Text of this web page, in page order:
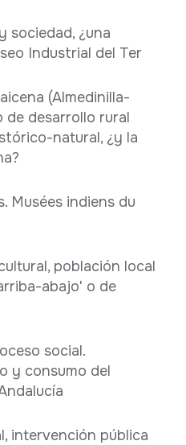
sociedad, ¿una
Industrial del Ter
(Almedinilla-
desarrollo rural
natural, ¿y la
Musées indiens du
población local
abajo' o de
social.
y consumo del
intervención pública